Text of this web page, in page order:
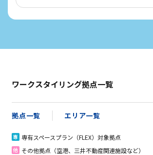
ワークスタイリング拠点一覧
拠点一覧 エリア一覧
専 専有スペースプラン（FLEX）対象拠点
他 その他拠点（空港、三井不動産関連施設など）